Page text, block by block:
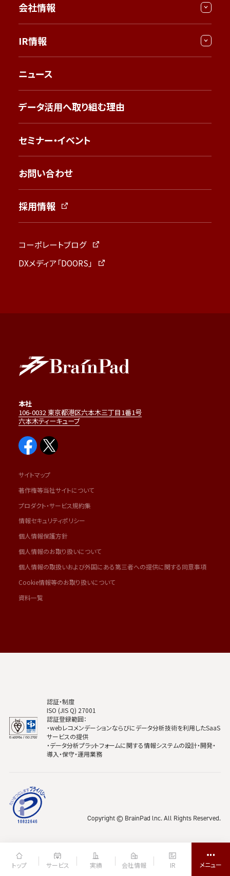
トップ サービス 実績 会社情報 IR
会社情報
IR情報
ニュース
データ活用へ取り組む理由
セミナー・イベント
お問い合わせ
採用情報
コーポレートブログ
DXメディア「DOORS」
本社
106-0032 東京都港区六本木三丁目1番1号
六本木ティーキューブ
サイトマップ
著作権等当社サイトについて
プロダクト・サービス規約集
情報セキュリティポリシー
個人情報保護方針
個人情報のお取り扱いについて
個人情報の取扱いおよび外国にある第三者への提供に関する同意事項
Cookie情報等のお取り扱いについて
資料一覧
認証・制度
ISO (JIS Q) 27001
認証登録範囲：
・webレコメンデーションならびにデータ分析技術を利用したSaaS
サービスの提供
・データ分析プラットフォームに関する情報システムの設計・開発・
導入・保守・運用業務
Copyright © BrainPad lnc. All Rights Reserved.